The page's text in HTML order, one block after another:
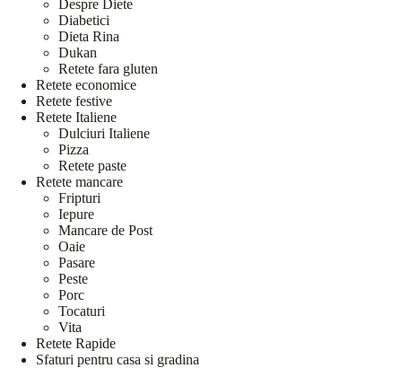
Despre Diete
Diabetici
Dieta Rina
Dukan
Retete fara gluten
Retete economice
Retete festive
Retete Italiene
Dulciuri Italiene
Pizza
Retete paste
Retete mancare
Fripturi
Iepure
Mancare de Post
Oaie
Pasare
Peste
Porc
Tocaturi
Vita
Retete Rapide
Sfaturi pentru casa si gradina